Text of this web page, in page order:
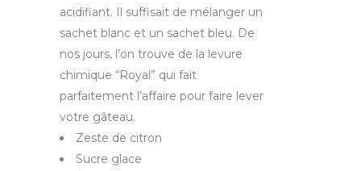
acidifiant. Il suffisait de mélanger un
sachet blanc et un sachet bleu. De
nos jours, l’on trouve de la levure
chimique “Royal” qui fait
parfaitement l’affaire pour faire lever
votre gâteau.
Zeste de citron
Sucre glace